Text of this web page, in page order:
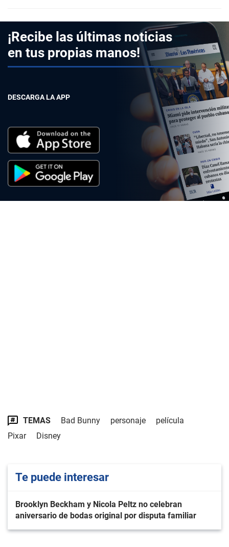
¡Recibe las últimas noticias
en tus propias manos!
DESCARGA LA APP
TEMAS Bad Bunny personaje
película
Pixar
Disney
Te puede interesar
Brooklyn Beckham y Nicola Peltz no celebran
aniversario de bodas original por disputa familiar